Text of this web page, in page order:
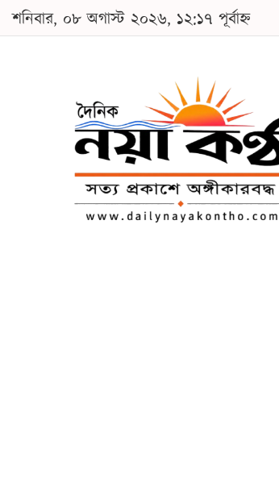
শনিবার, ০৮ অগাস্ট ২০২৬, ১২:১৭ পূর্বাহ্ন